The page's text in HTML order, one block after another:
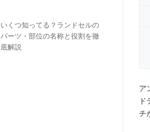
ア
チ
いくつ知ってる？ランドセルの
パーツ・部位の名称と役割を徹
底解説